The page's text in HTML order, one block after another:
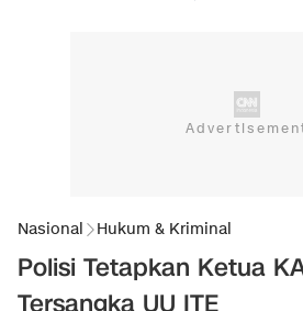
Nasional Hukum & Kriminal
Polisi Tetapkan Ketua
Tersangka UU ITE